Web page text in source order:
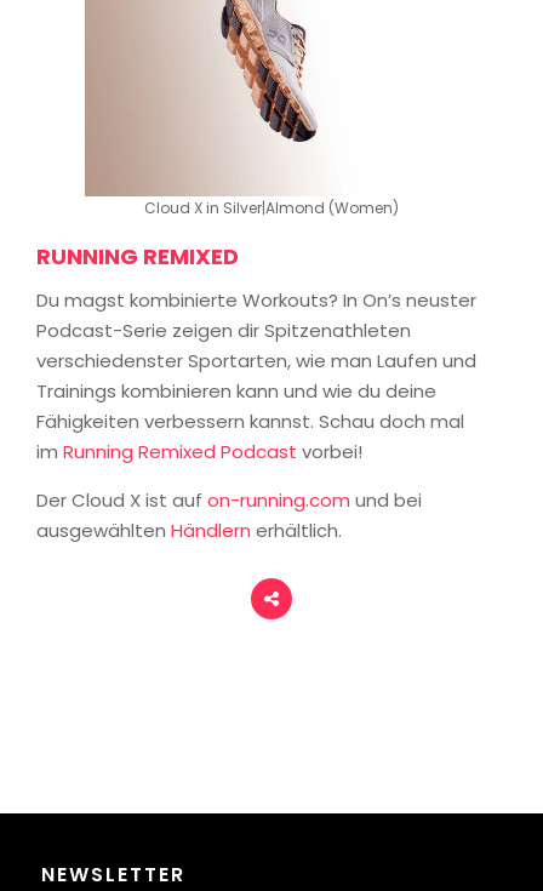
Cloud X in Silver|Almond (Women)
RUNNING REMIXED
Du magst kombinierte Workouts? In On’s neuster
Podcast-Serie zeigen dir Spitzenathleten
verschiedenster Sportarten, wie man Laufen und
Trainings kombinieren kann und wie du deine
Fähigkeiten verbessern kannst. Schau doch mal
im Running Remixed Podcast vorbei!
Der Cloud X ist auf on-running.com und bei
ausgewählten Händlern erhältlich.
NEWSLETTER